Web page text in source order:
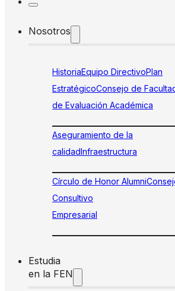
Nosotros
HistoriaEquipo DirectivoPlan
EstratégicoConsejo de
de Evaluación Académica
Aseguramiento de la
calidadInfraestructura
Círculo de Honor Alumni
Consultivo
Empresarial
Estudia
en la FEN